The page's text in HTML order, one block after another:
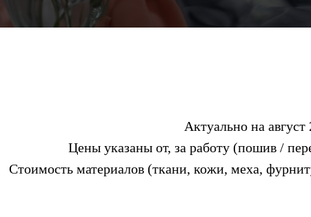
Актуально на август
Цены указаны от, за работу (пошив /
Стоимость материалов (ткани, кожи, меха,